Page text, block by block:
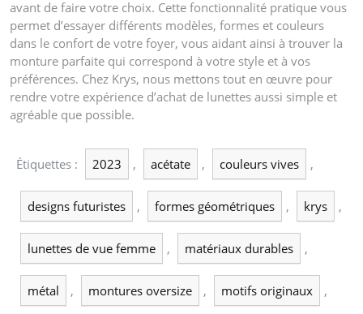
avant de faire votre choix. Cette fonctionnalité pratique vous
permet d’essayer différents modèles, formes et couleurs
dans le confort de votre foyer, vous aidant ainsi à trouver la
monture parfaite qui correspond à votre style et à vos
préférences. Chez Krys, nous mettons tout en œuvre pour
rendre votre expérience d’achat de lunettes aussi simple et
agréable que possible.
Étiquettes : 2023 , acétate , couleurs vives ,
designs futuristes , formes géométriques , krys ,
lunettes de vue femme , matériaux durables ,
métal , montures oversize , motifs originaux ,